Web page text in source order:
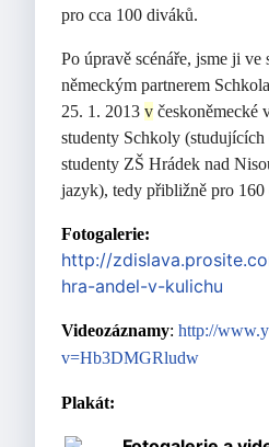
pro cca 100 diváků.
Po úpravě scénáře, jsme ji ve
německým partnerem
25. 1. 2013 v českoněmecké
studenty Schkoly (studujících
studenty ZŠ Hrádek nad
jazyk), tedy přibližně pro 160
Fotogalerie:
http://
hra-andel-v-kulichu
Videozáznamy: http://
v=Hb3DMGRludw
Plakát: